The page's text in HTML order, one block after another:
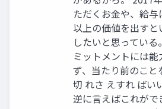
ただくお金や、給
以上の価値を出す
したいと思ってい
ミットメントには
ず、当たり前のこと
切 れさ えすれ ばい
逆に言えばこれが